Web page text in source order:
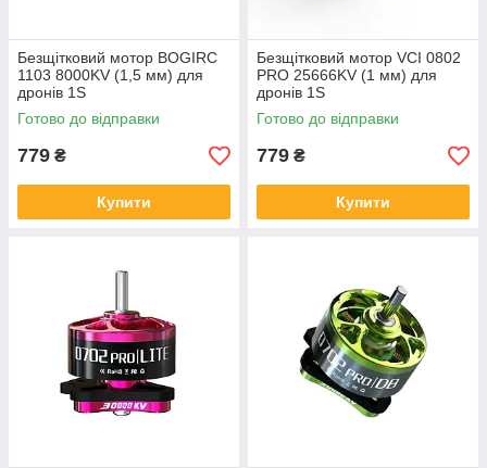
Безщітковий мотор BOGIRC
1103 8000KV (1,5 мм) для
дронів 1S
Готово до відправки
779 ₴
Купити
Безщітковий мотор VCI 0802
PRO 25666KV (1 мм) для
дронів 1S
Готово до відправки
779 ₴
Купити